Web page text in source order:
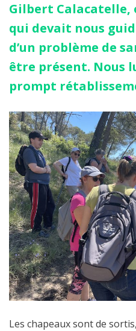
Gilbert
qui devait nous
d’un problème de
être présent. Nous
prompt
Les chapeaux sont de